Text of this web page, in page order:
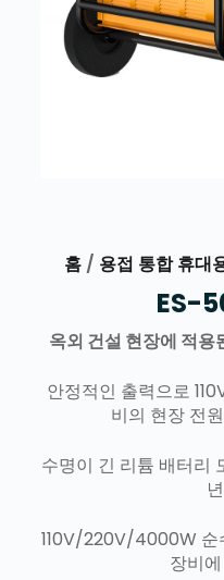
홈 / 용접 통합 휴대
ES-
옥외 건설 현장에 적용
안정적인 출력으로
비의 현장 전
수명이 긴 리튬 배터리
110V/220V/4000W 순
장비